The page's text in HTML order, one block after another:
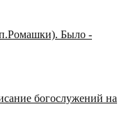
Было -
богослужений на